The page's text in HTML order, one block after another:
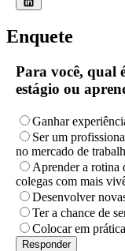
Enquete
Para você, qual
estágio ou
Ganhar
Ser um
no mercado de
Aprender a rotina
colegas com mais
Desenvolver
Ter a chance de
Colocar em